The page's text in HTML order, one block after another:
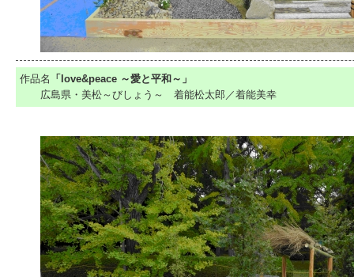
作品名 「love&peace ～愛と平和～」
広島県・美松～びしょう～ 着能松太郎／着能美幸